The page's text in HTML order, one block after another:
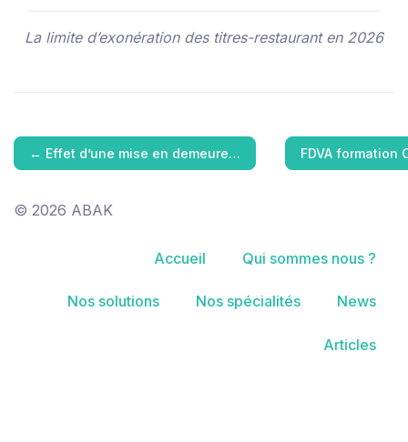
La limite d’exonération des titres-restaurant en 2026
← Effet d’une mise en demeure… FDVA formation
© 2026 ABAK
Accueil Qui sommes nous ?
Nos solutions Nos spécialités News
Articles